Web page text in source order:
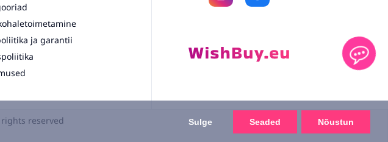
Sulge Seaded Nõustun
ja garantii
rights reserved